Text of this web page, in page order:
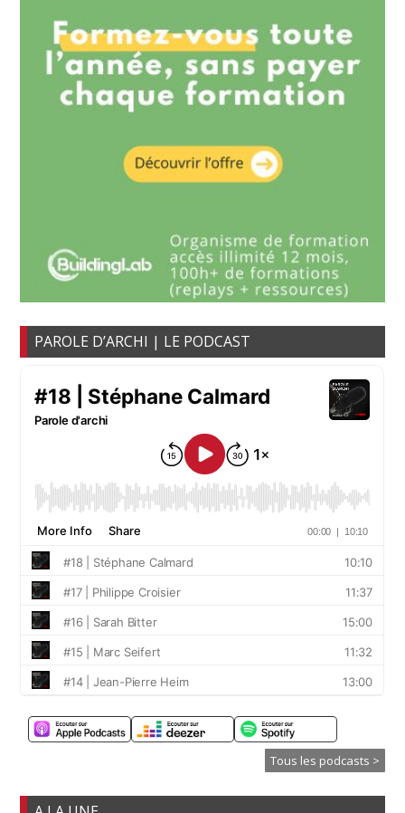
PAROLE D’ARCHI | LE PODCAST
Tous les podcasts >